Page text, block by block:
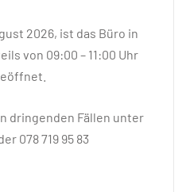
2026, ist das Büro in
von 09:00 – 11:00 Uhr
dringenden Fällen unter
078 719 95 83